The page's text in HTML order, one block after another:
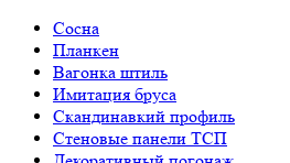
Сосна
Планкен
Вагонка штиль
Имитация бруса
Скандинавкий профиль
Стеновые панели ТСП